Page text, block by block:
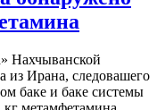
Нахчыванской
из Ирана, следовашего
баке и баке системы